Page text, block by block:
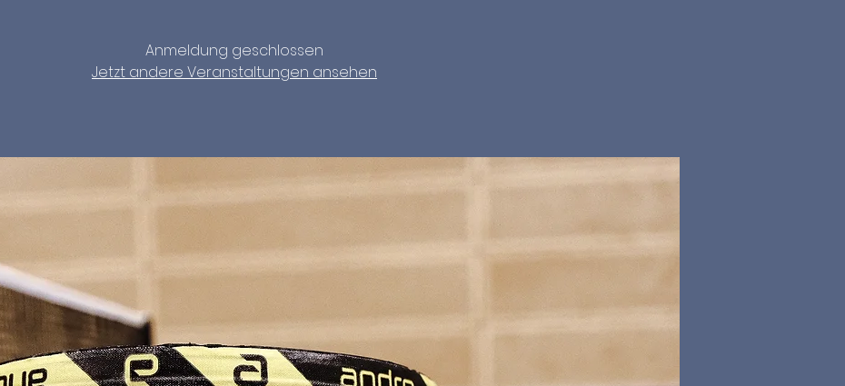
Anmeldung geschlossen
Jetzt andere Veranstaltungen ansehen